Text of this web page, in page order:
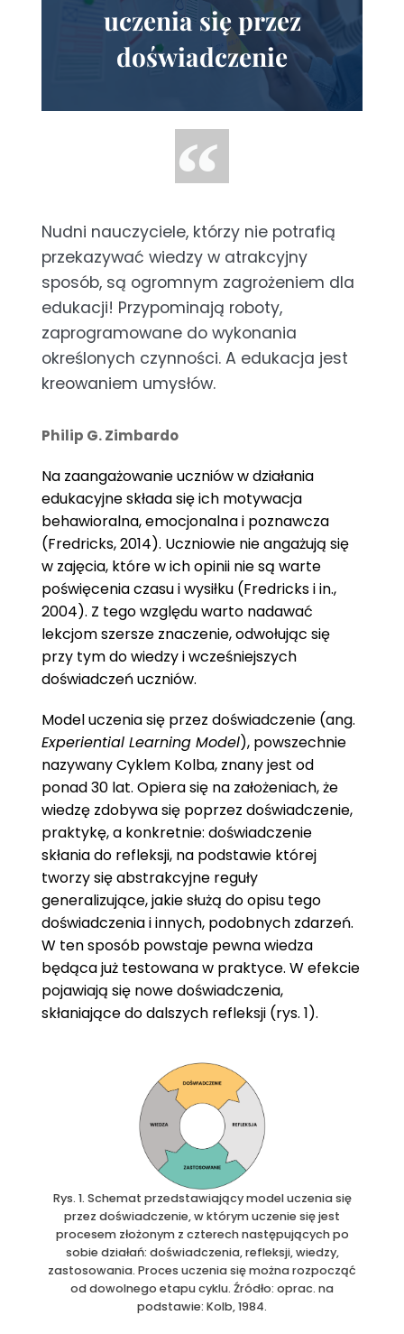
uczenia się przez
doświadczenie
Nudni nauczyciele, którzy nie potrafią
przekazywać wiedzy w atrakcyjny
sposób, są ogromnym zagrożeniem dla
edukacji! Przypominają roboty,
zaprogramowane do wykonania
określonych czynności. A edukacja jest
kreowaniem umysłów.
Philip G. Zimbardo
Na zaangażowanie uczniów w działania
edukacyjne składa się ich motywacja
behawioralna, emocjonalna i poznawcza
(Fredricks, 2014). Uczniowie nie angażują się
w zajęcia, które w ich opinii nie są warte
poświęcenia czasu i wysiłku (Fredricks i in.,
2004). Z tego względu warto nadawać
lekcjom szersze znaczenie, odwołując się
przy tym do wiedzy i wcześniejszych
doświadczeń uczniów.
Model uczenia się przez doświadczenie (ang.
Experiential Learning Model), powszechnie
nazywany Cyklem Kolba, znany jest od
ponad 30 lat. Opiera się na założeniach, że
wiedzę zdobywa się poprzez doświadczenie,
praktykę, a konkretnie: doświadczenie
skłania do refleksji, na podstawie której
tworzy się abstrakcyjne reguły
generalizujące, jakie służą do opisu tego
doświadczenia i innych, podobnych zdarzeń.
W ten sposób powstaje pewna wiedza
będąca już testowana w praktyce. W efekcie
pojawiają się nowe doświadczenia,
skłaniające do dalszych refleksji (rys. 1).
Rys. 1. Schemat przedstawiający model uczenia się
przez doświadczenie, w którym uczenie się jest
procesem złożonym z czterech następujących po
sobie działań: doświadczenia, refleksji, wiedzy,
zastosowania. Proces uczenia się można rozpocząć
od dowolnego etapu cyklu. Źródło: oprac. na
podstawie: Kolb, 1984.